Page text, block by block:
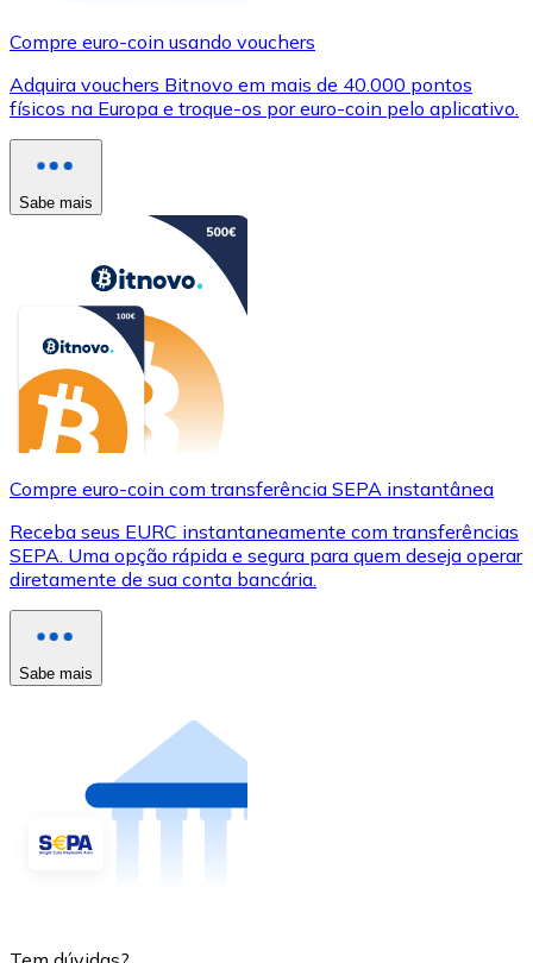
Compre euro-coin usando vouchers
Adquira vouchers Bitnovo em mais de 40.000 pontos
físicos na Europa e troque-os por euro-coin pelo aplicativo.
Sabe mais
Compre euro-coin com transferência SEPA instantânea
Receba seus EURC instantaneamente com transferências
SEPA. Uma opção rápida e segura para quem deseja operar
diretamente de sua conta bancária.
Sabe mais